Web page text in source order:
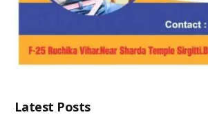
Latest Posts